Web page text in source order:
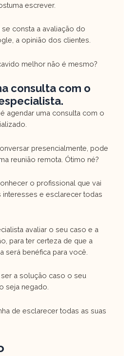
escrever.
consta a avaliação do
a opinião dos clientes.
melhor não é mesmo?
consulta com o
agendar uma consulta com o
presencialmente, pode
reunião remota. Ótimo né?
o profissional que vai
interesses e esclarecer todas
avaliar o seu caso e a
para ter certeza de que a
será benéfica para você.
ser a solução caso o seu
seja negado.
de esclarecer todas as suas